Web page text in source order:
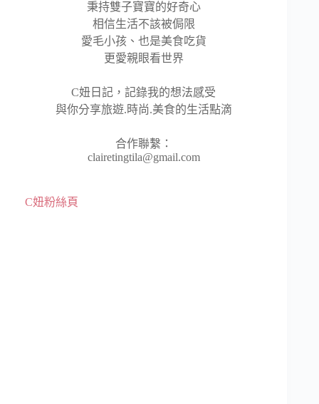
秉持雙子寶寶的好奇心
相信生活不該被侷限
愛毛小孩、也是美食吃貨
更愛親眼看世界
C妞日記，記錄我的想法感受
與你分享旅遊.時尚.美食的生活點滴
合作聯繫：
clairetingtila@gmail.com
C妞粉絲頁